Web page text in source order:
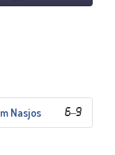
6–9
Nasjos